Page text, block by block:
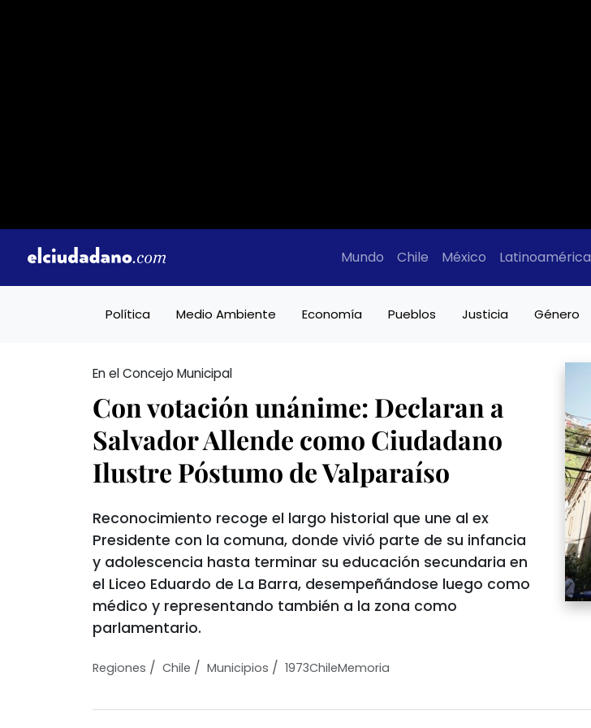
Mundo Chile México Latinoamérica
Política Medio Ambiente Economía Pueblos Justicia Género
En el Concejo Municipal
Con votación unánime: Declaran a
Salvador Allende como Ciudadano
Ilustre Póstumo de Valparaíso
Reconocimiento recoge el largo historial que une al ex
Presidente con la comuna, donde vivió parte de su infancia
y adolescencia hasta terminar su educación secundaria en
el Liceo Eduardo de La Barra, desempeñándose luego como
médico y representando también a la zona como
parlamentario.
Regiones / Chile / Municipios / 1973ChileMemoria